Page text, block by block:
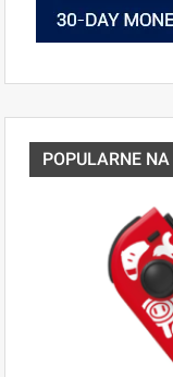
POPULARNE